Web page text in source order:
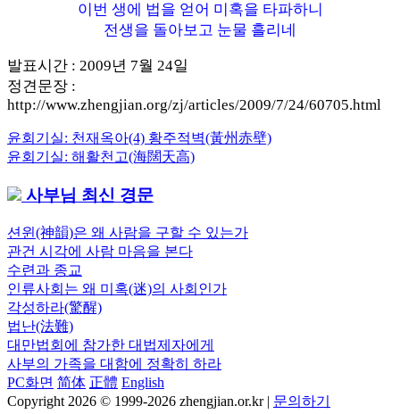
이번 생에 법을 얻어 미혹을 타파하니
전생을 돌아보고 눈물 흘리네
발표시간 : 2009년 7월 24일
정견문장 :
http://www.zhengjian.org/zj/articles/2009/7/24/60705.html
글
비
게
이
션
Previous
Post:
윤회기실: 천재옥아(4) 황주적벽(黃州赤壁)
Next
윤회기실: 해활천고(海闊天高)
사부님 최신 경문
션윈(神韻)은 왜 사람을 구할 수 있는가
관건 시각에 사람 마음을 본다
수련과 종교
인류사회는 왜 미혹(迷)의 사회인가
각성하라(驚醒)
법난(法難)
대만법회에 참가한 대법제자에게
사부의 가족을 대함에 정확히 하라
PC화면 简体 正體 English
Copyright 2026 © 1999-2026 zhengjian.or.kr | 문의하기